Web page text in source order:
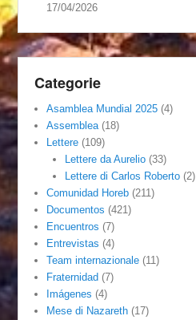
17/04/2026
Categorie
Asamblea Mundial 2025 (4)
Assemblea (18)
Lettere (109)
Lettere da Aurelio(33)
Lettere di Carlos Roberto(2)
Comunidad Horeb (211)
Documentos (421)
Encuentros (7)
Entrevistas (4)
Team internazionale (11)
Fraternidad (7)
Imágenes (4)
Mese di Nazareth (17)